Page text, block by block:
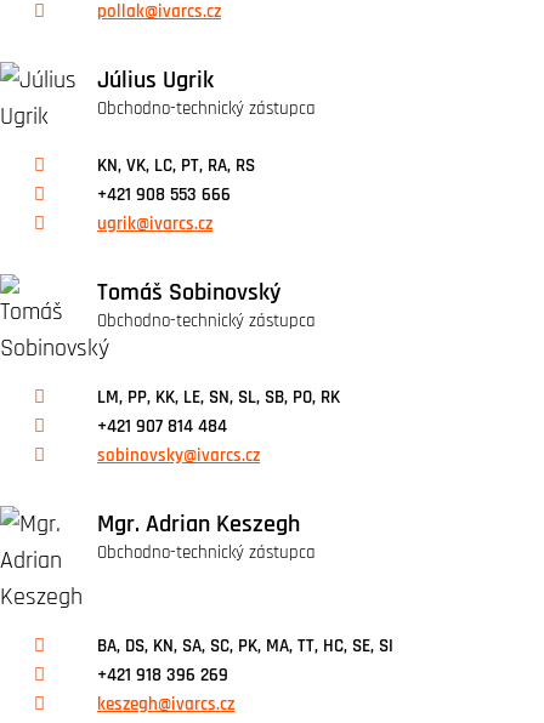
pollak@ivarcs.cz
Július Ugrik
Obchodno-technický zástupca
KN, VK, LC, PT, RA, RS
+421 908 553 666
ugrik@ivarcs.cz
Tomáš Sobinovský
Obchodno-technický zástupca
LM, PP, KK, LE, SN, SL, SB, PO, RK
+421 907 814 484
sobinovsky@ivarcs.cz
Mgr. Adrian Keszegh
Obchodno-technický zástupca
BA, DS, KN, SA, SC, PK, MA, TT, HC, SE, SI
+421 918 396 269
keszegh@ivarcs.cz